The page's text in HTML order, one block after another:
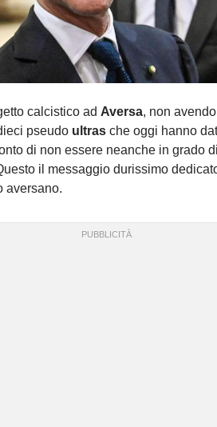
calcistico ad Aversa, non
pseudo ultras che oggi hanno
di non essere neanche in grado
il messaggio durissimo
aversano.